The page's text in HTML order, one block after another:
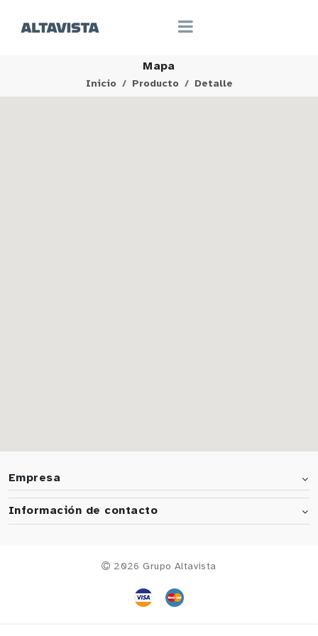
Mapa
Inicio Producto Detalle
Empresa
Información de contacto
2026 Grupo Altavista